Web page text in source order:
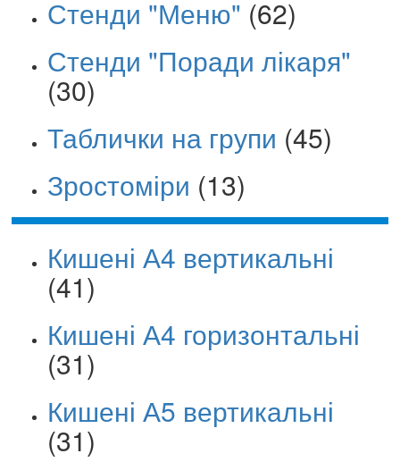
Стенди "Меню" (62)
Стенди "Поради лікаря"
(30)
Таблички на групи (45)
Зростоміри (13)
Кишені А4 вертикальні
(41)
Кишені А4 горизонтальні
(31)
Кишені А5 вертикальні
(31)